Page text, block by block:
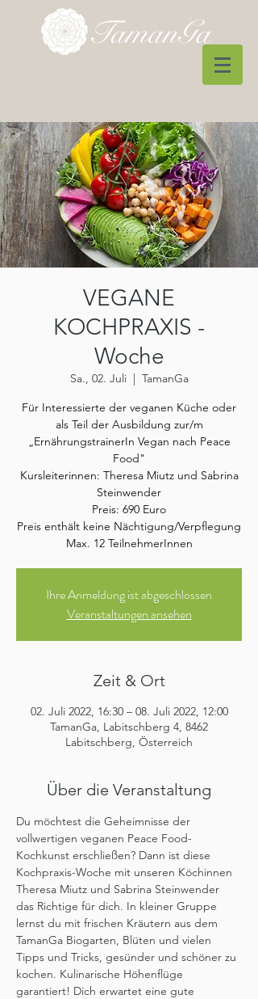
VEGANE
KOCHPRAXIS -
Woche
Sa., 02. Juli
  |
TamanGa
Für Interessierte der veganen Küche oder
als Teil der Ausbildung zur/m
„ErnährungstrainerIn Vegan nach Peace
Food"
Kursleiterinnen: Theresa Miutz und Sabrina
Steinwender
Preis: 690 Euro
Preis enthält keine Nächtigung/Verpflegung
Max. 12 TeilnehmerInnen
Ihre Anmeldung ist abgeschlossen
Veranstaltungen ansehen
Zeit & Ort
02. Juli 2022, 16:30 – 08. Juli 2022, 12:00
TamanGa, Labitschberg 4, 8462
Labitschberg, Österreich
Über die Veranstaltung
Du möchtest die Geheimnisse der
vollwertigen veganen Peace Food-
Kochkunst erschließen? Dann ist diese
Kochpraxis-Woche mit unseren Köchinnen
Theresa Miutz und Sabrina Steinwender
das Richtige für dich. In kleiner Gruppe
lernst du mit frischen Kräutern aus dem
TamanGa Biogarten, Blüten und vielen
Tipps und Tricks, gesünder und schöner zu
kochen. Kulinarische Höhenflüge
garantiert! Dich erwartet eine gute